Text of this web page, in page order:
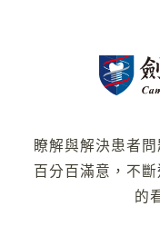
瞭解與解決患者
百分百滿意，不
的